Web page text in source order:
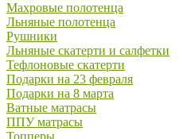
Махровые полотенца
Льняные полотенца
Рушники
Льняные скатерти и салфетки
Тефлоновые скатерти
Подарки на 23 февраля
Подарки на 8 марта
Ватные матрасы
ППУ матрасы